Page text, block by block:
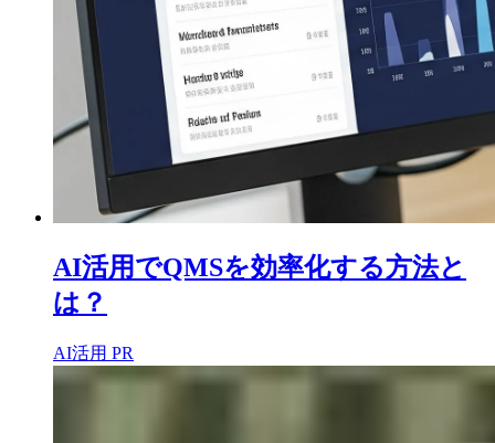
AI活用でQMSを効率化する方法と
は？
AI活用 PR